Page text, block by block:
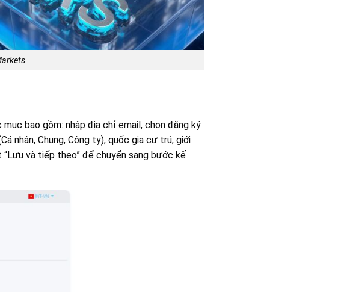
bao gồm: nhập địa chỉ email, chọn đăng ký
nhân, Chung, Công ty), quốc gia cư trú, giới
và tiếp theo” để chuyển sang bước kế